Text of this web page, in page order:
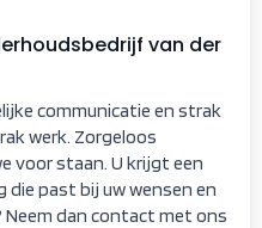
van der
communicatie en strak
werk. Zorgeloos
voor staan. U krijgt een
past bij uw wensen en
dan contact met ons